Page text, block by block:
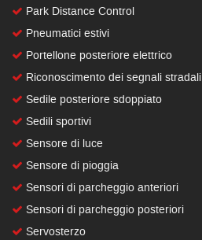
Park Distance Control
Pneumatici estivi
Portellone posteriore elettrico
Riconoscimento dei segnali stradali
Sedile posteriore sdoppiato
Sedili sportivi
Sensore di luce
Sensore di pioggia
Sensori di parcheggio anteriori
Sensori di parcheggio posteriori
Servosterzo